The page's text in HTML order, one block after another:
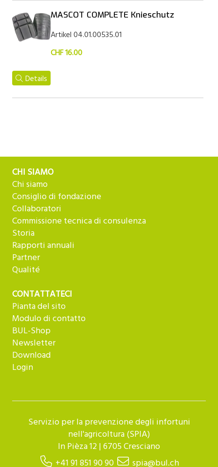
MASCOT COMPLETE Knieschutz
Artikel 04.01.00535.01
CHF 16.00
Details
CHI SIAMO
Chi siamo
Consiglio di fondazione
Collaboratori
Commissione tecnica di consulenza
Storia
Rapporti annuali
Partner
Qualité
CONTATTATECI
Pianta del sito
Modulo di contatto
BUL-Shop
Newsletter
Download
Login
Servizio per la prevenzione degli infortuni
nell'agricoltura (SPIA)
In Pièza 12 | 6705 Cresciano
+41 91 851 90 90
spia@bul.ch